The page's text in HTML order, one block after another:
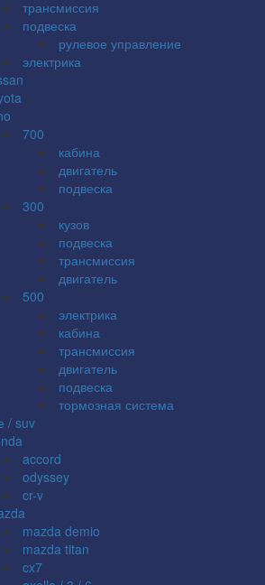
трансмиссия
подвеска
рулевое управление
электрика
700
кабина
двигатель
подвеска
300
кузов
подвеска
трансмиссия
двигатель
500
электрика
кабина
трансмиссия
двигатель
подвеска
тормозная система
/ suv
accord
odyssey
cr-v
mazda demio
mazda titan
cx7